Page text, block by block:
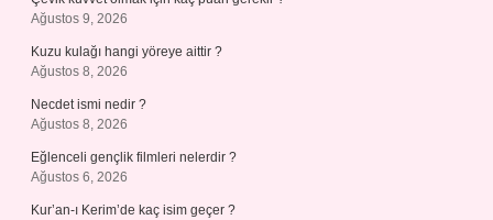
Ağustos 9, 2026
Kuzu kulağı hangi yöreye aittir ?
Ağustos 8, 2026
Necdet ismi nedir ?
Ağustos 8, 2026
Eğlenceli gençlik filmleri nelerdir ?
Ağustos 6, 2026
Kur’an-ı Kerim’de kaç isim geçer ?